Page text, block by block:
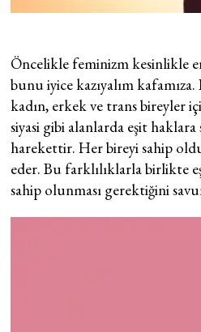
Öncelikle feminizm kesinlikle
bunu iyice kazıyalım
kadın, erkek ve trans bireyler
siyasi gibi alanlarda eşit
harekettir. Her bireyi sahip
eder. Bu farklılıklarla birlikte
sahip olunması gerektiğini